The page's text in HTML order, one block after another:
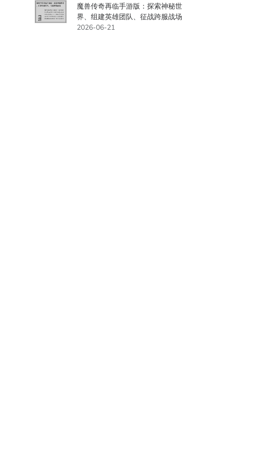
魔兽传奇再临手游版：探索神秘世
界、组建英雄团队、征战跨服战场
2026-06-21